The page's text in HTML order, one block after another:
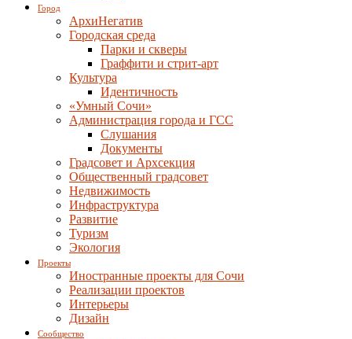
Город
АрхиНегатив
Городская среда
Парки и скверы
Граффити и стрит-арт
Культура
Идентичность
«Умный Сочи»
Администрация города и ГСС
Слушания
Документы
Градсовет и Архсекция
Общественный градсовет
Недвижимость
Инфраструктура
Развитие
Туризм
Экология
Проекты
Иностранные проекты для Сочи
Реализации проектов
Интерьеры
Дизайн
Сообщество